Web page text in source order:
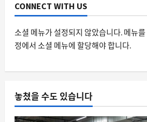
3
스팀
설치도 하지 않은 게
업적, 스팀의 숨은 동
다
8월 10, 2026 0
행의 시작과 실제 편의
8월 10, 2026 0
CONNECT WITH US
소셜 메뉴가 설정되지 않았습니다. 메뉴
정에서 소셜 메뉴에 할당해야 합니다.
놓쳤을 수도 있습니다